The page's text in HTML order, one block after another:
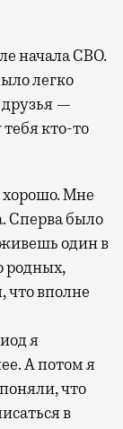
начала СВО.
легко
—
кто-то
хорошо. Мне
Сперва было
живешь один в
родных,
что вполне
я
А потом я
что
в